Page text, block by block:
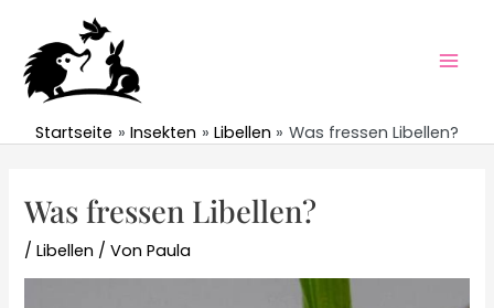
springen
Startseite Insekten Libellen Was fressen Libellen?
Was fressen Libellen?
/Libellen / VonPaula